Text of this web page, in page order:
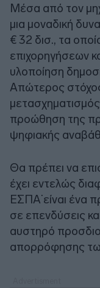
Μέσα από τον
μια μοναδική
€ 32 δισ., τα
επιχορηγήσεων
υλοποίηση
Απώτερος
προώθηση της
ψηφιακής
Θα πρέπει να
έχει εντελώς
ΕΣΠΑ˙ είναι ένα
σε επενδύσεις
αυστηρό
απορρόφησης